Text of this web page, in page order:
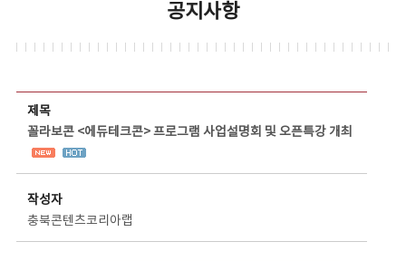
공지사항
제목
꼴라보콘 <에듀테크콘> 프로그램 사업설명회 및 오픈특강 개최
작성자
충북콘텐츠코리아랩